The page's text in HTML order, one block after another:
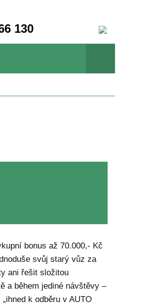
130
bonus až 70.000,- Kč
svůj starý vůz za
ani řešit složitou
a během jediné návštěvy –
k odběru v AUTO